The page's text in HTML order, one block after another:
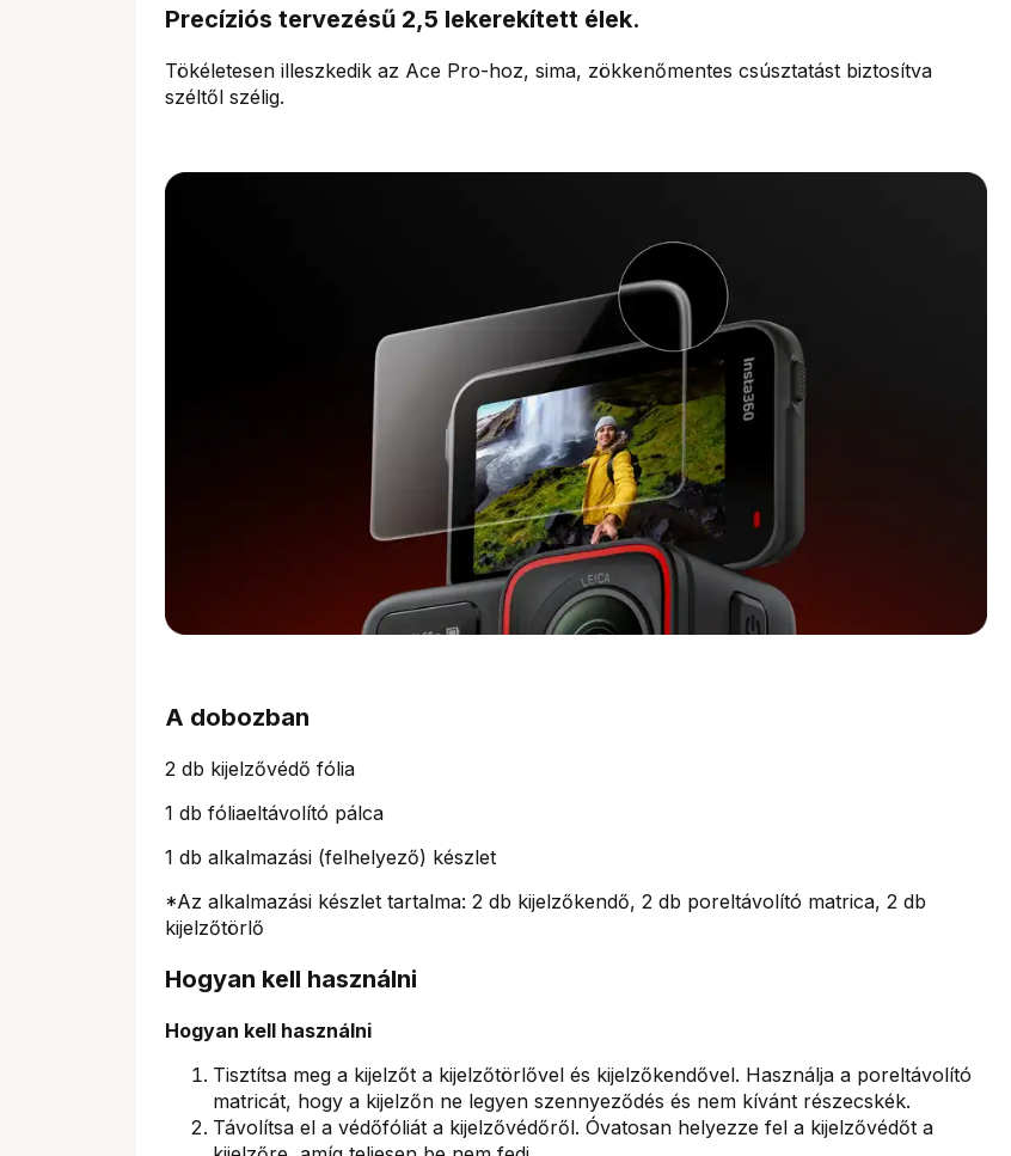
Precíziós tervezésű 2,5 lekerekített élek.
Tökéletesen illeszkedik az Ace Pro-hoz, sima, zökkenőmentes csúsztatást biztosítva
széltől szélig.
A dobozban
2 db kijelzővédő fólia
1 db fóliaeltávolító pálca
1 db alkalmazási (felhelyező) készlet
*Az alkalmazási készlet tartalma: 2 db kijelzőkendő, 2 db poreltávolító matrica, 2 db
kijelzőtörlő
Hogyan kell használni
Hogyan kell használni
Tisztítsa meg a kijelzőt a kijelzőtörlővel és kijelzőkendővel. Használja a poreltávolító
matricát, hogy a kijelzőn ne legyen szennyeződés és nem kívánt részecskék.
Távolítsa el a védőfóliát a kijelzővédőről. Óvatosan helyezze fel a kijelzővédőt a